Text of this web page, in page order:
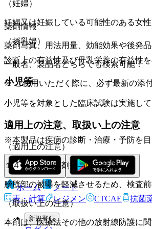
（妊婦）
妊婦又は妊娠している可能性のある女
（授乳婦）
診断上の有益性及び母乳栄養の有益性
小児等
小児等を対象とした臨床試験は実施して
適用上の注意、取扱い上の注意
（適用上の注意）
１４．１． 薬剤投与時の注意
膀胱部の被曝を軽減させるため、検査
（取扱い上の注意）
本剤は、医療法その他の放射線防護に
薬剤情報
薬剤写真、用法用量、効能効果や後発
一般名、製品名どちらでも検索可能！
※ ご使用いただく際に、必ず最新の添
※本製品は疾病の診断・治療・予防を
ホーム
ノート
表・計算
レジメン CTCAE 抗菌
新規登録